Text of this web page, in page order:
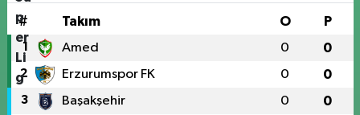
# Takım O P
1 Amed 0 0
2 Erzurumspor FK 0 0
3 Başakşehir 0 0